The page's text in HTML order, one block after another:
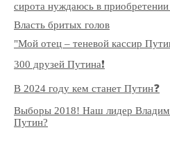
сирота нуждаюсь в
Власть бритых голов
"Мой отец – теневой кассир
300 друзей Путина❗️
В 2024 году кем станет Путин❓
Выборы 2018! Наш лидер
Путин?